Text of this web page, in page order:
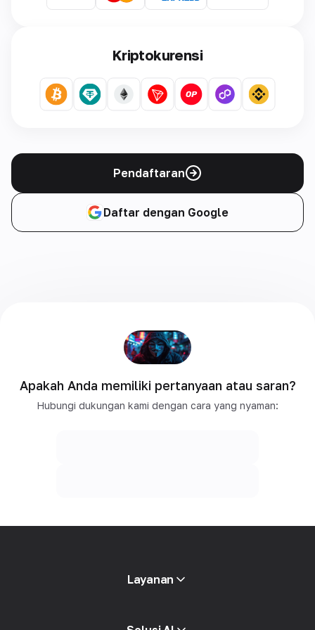
Kriptokurensi
Pendaftaran
Daftar dengan Google
Apakah Anda memiliki pertanyaan atau saran?
Hubungi dukungan kami dengan cara yang nyaman:
Layanan
Proxy mobile